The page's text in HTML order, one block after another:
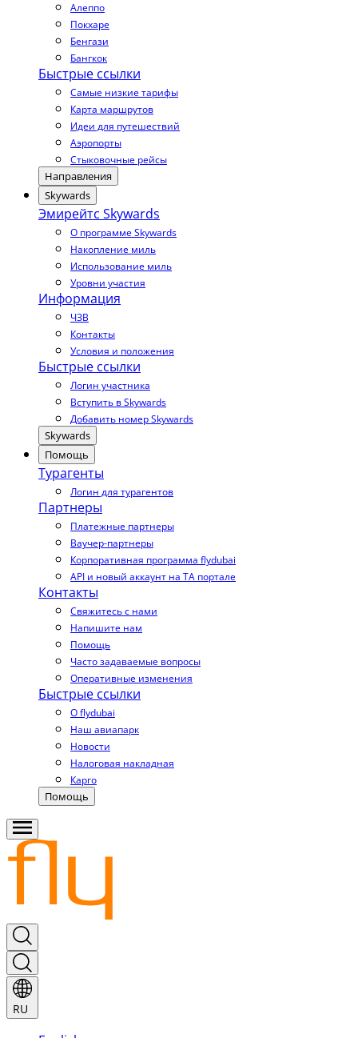
Алеппо
Покхаре
Бенгази
Бангкок
Быстрые ссылки
Самые низкие тарифы
Карта маршрутов
Идеи для путешествий
Аэропорты
Стыковочные рейсы
Направления
Skywards
Эмирейтс Skywards
О программе Skywards
Накопление миль
Использование миль
Уровни участия
Информация
ЧЗВ
Контакты
Условия и положения
Быстрые ссылки
Логин участника
Вступить в Skywards
Добавить номер Skywards
Skywards
Помощь
Турагенты
Логин для турагентов
Партнеры
Платежные партнеры
Ваучер-партнеры
Корпоративная программа flydubai
API и новый аккаунт на TA портале
Контакты
Свяжитесь с нами
Напишите нам
Помощь
Часто задаваемые вопросы
Оперативные изменения
Быстрые ссылки
О flydubai
Наш авиапарк
Новости
Налоговая накладная
Карго
Помощь
RU